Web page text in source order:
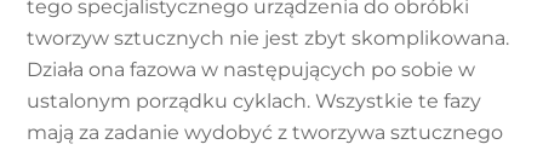
tego specjalistycznego urządzenia do obróbki
tworzyw sztucznych nie jest zbyt skomplikowana.
Działa ona fazowa w następujących po sobie w
ustalonym porządku cyklach. Wszystkie te fazy
mają za zadanie wydobyć z tworzywa sztucznego